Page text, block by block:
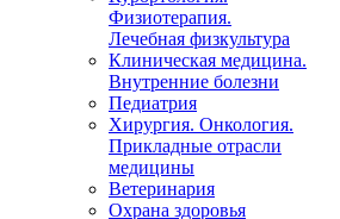
Физиотерапия.
Лечебная физкультура
Клиническая медицина.
Внутренние болезни
Педиатрия
Хирургия. Онкология.
Прикладные отрасли
медицины
Ветеринария
Охрана здоровья